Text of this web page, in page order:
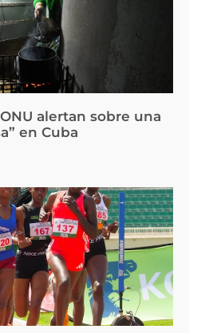
alertan sobre una
en Cuba